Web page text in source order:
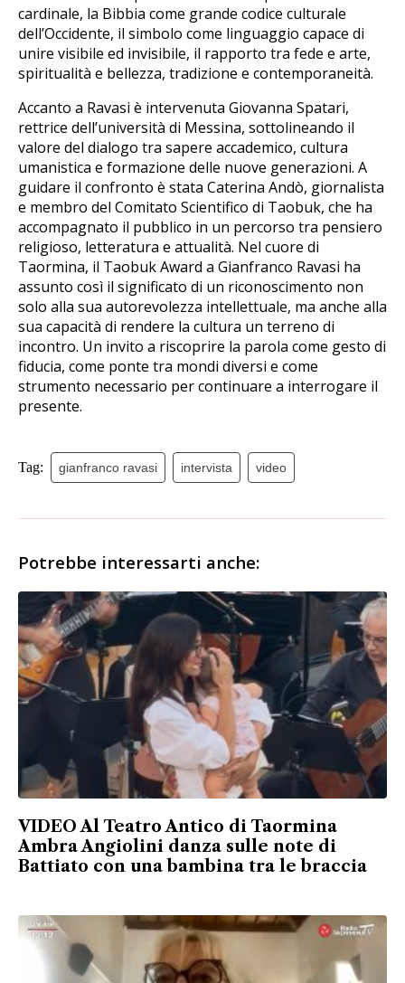
cardinale, la Bibbia come grande codice culturale
dell’Occidente, il simbolo come linguaggio capace di
unire visibile ed invisibile, il rapporto tra fede e arte,
spiritualità e bellezza, tradizione e contemporaneità.
Accanto a Ravasi è intervenuta Giovanna Spatari,
rettrice dell’università di Messina, sottolineando il
valore del dialogo tra sapere accademico, cultura
umanistica e formazione delle nuove generazioni. A
guidare il confronto è stata Caterina Andò, giornalista
e membro del Comitato Scientifico di Taobuk, che ha
accompagnato il pubblico in un percorso tra pensiero
religioso, letteratura e attualità. Nel cuore di
Taormina, il Taobuk Award a Gianfranco Ravasi ha
assunto così il significato di un riconoscimento non
solo alla sua autorevolezza intellettuale, ma anche alla
sua capacità di rendere la cultura un terreno di
incontro. Un invito a riscoprire la parola come gesto di
fiducia, come ponte tra mondi diversi e come
strumento necessario per continuare a interrogare il
presente.
Tag: gianfranco ravasi intervista video
Potrebbe interessarti anche:
VIDEO Al Teatro Antico di Taormina
Ambra Angiolini danza sulle note di
Battiato con una bambina tra le braccia